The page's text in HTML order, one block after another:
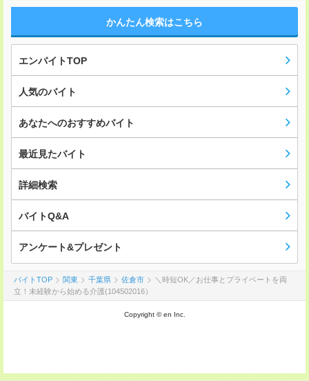
かんたん検索はこちら
エンバイトTOP
人気のバイト
あなたへのおすすめバイト
最近見たバイト
詳細検索
バイトQ&A
アンケート&プレゼント
バイトTOP 関東 千葉県 佐倉市
＼時短OK／お仕事とプライベートを両
立！未経験から始める介護(104502016）
Copyright © en Inc.